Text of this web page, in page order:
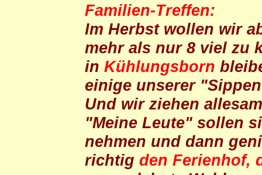
Familien-Treffen:
Im Herbst wollen wir
mehr als nur 8 viel zu
in Kühlungsborn
einige unserer
Und wir ziehen
"Meine Leute" sollen
nehmen und dann
richtig den Ferienhof,